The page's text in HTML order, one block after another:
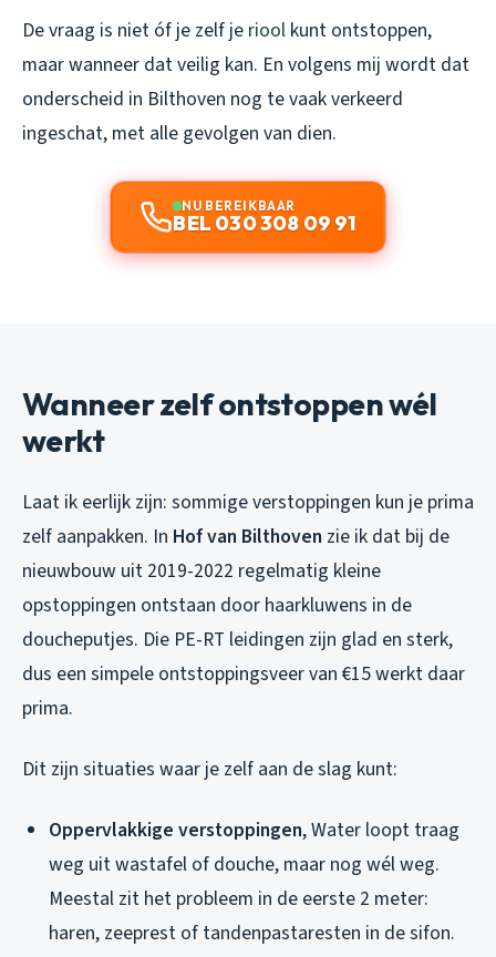
De vraag is niet óf je zelf je riool kunt ontstoppen,
maarwanneer dat veilig kan. En volgens mij wordt dat
onderscheid in Bilthoven nog te vaak verkeerd
ingeschat, met alle gevolgen van dien.
NU BEREIKBAAR
BEL 030 308 09 91
Wanneer zelf ontstoppen wél
werkt
Laat ik eerlijk zijn: sommige verstoppingen kun je prima
zelf aanpakken. In Hof van Bilthoven zie ik dat bij de
nieuwbouw uit 2019-2022 regelmatig kleine
opstoppingen ontstaan door haarkluwens in de
doucheputjes. Die PE-RT leidingen zijn glad en sterk,
dus een simpele ontstoppingsveer van €15 werkt daar
prima.
Dit zijn situaties waar je zelf aan de slag kunt:
Oppervlakkige verstoppingen, Water loopt traag
weg uit wastafel of douche, maar nog wél weg.
Meestal zit het probleem in de eerste 2 meter:
haren, zeeprest of tandenpastaresten in de sifon.